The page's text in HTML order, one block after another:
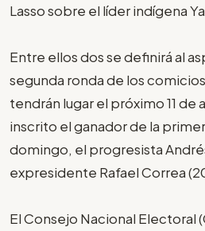
Lasso sobre el líder indígena
Entre ellos dos se definirá al
segunda ronda de los
tendrán lugar el próximo 11 de
inscrito el ganador de la
domingo, el progresista
expresidente Rafael Correa
El Consejo Nacional Electoral